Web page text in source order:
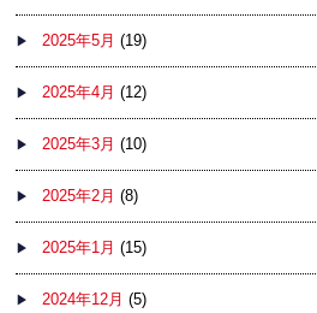
2025年5月 (19)
2025年4月 (12)
2025年3月 (10)
2025年2月 (8)
2025年1月 (15)
2024年12月 (5)